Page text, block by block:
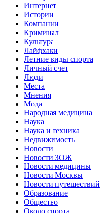
Интернет
Истории
Компании
Криминал
Культура
Лайфхаки
Летние виды спорта
Личный счет
Люди
Места
Мнения
Мода
Народная медицина
Наука
Наука и техника
Недвижимость
Новости
Новости ЗОЖ
Новости медицины
Новости Москвы
Новости путешествий
Образование
Общество
Около спорта